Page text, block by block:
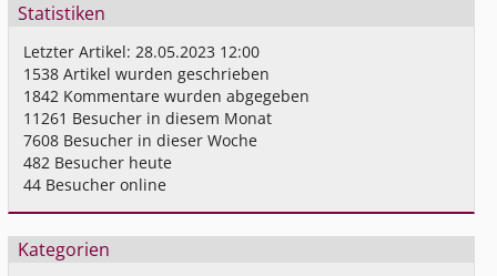
Statistiken
Letzter Artikel:28.05.2023 12:00
1538 Artikel wurden geschrieben
1842 Kommentare wurden abgegeben
11261 Besucher in diesem Monat
7608 Besucher in dieser Woche
482 Besucher heute
44 Besucher online
Kategorien